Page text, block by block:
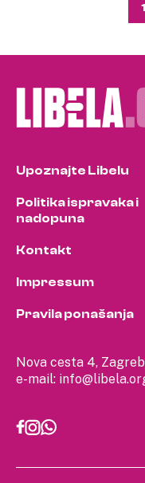
1
Nova cesta 4, Zagreb
e-mail:
Upoznajte Libelu
Politika ispravaka i
nadopuna
Kontakt
Impressum
Pravila ponašanja